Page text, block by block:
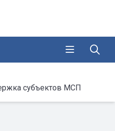
субъектов МСП